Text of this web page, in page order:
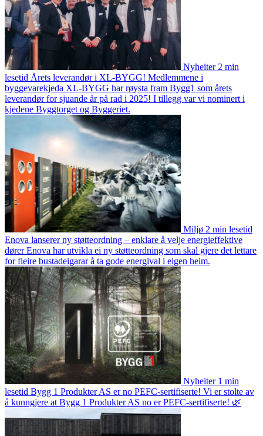
Nyheiter 2 min
lesetid Årets leverandør i XL-BYGG! Medlemmene i
byggevarekjeda XL-BYGG har røysta fram Bygg1 som årets
leverandør for sjuande år på rad i 2025! I tillegg var vi nominert i
kjedene Byggtorget og Byggeriet.
Miljø 2 min lesetid
Enova lanserer ny støtteordning – enklare å velje energieffektive
dørerEnova har utvikla ei ny støtteordning som skal gjere det lettare
for fleire bustadeigarar å ta gode energival i eigen heim.
Nyheiter 1 min
lesetid Bygg 1 Produkter AS er no PEFC-sertifiserte! Vi er stolte av
å kunngjere at Bygg 1 Produkter AS no er PEFC-sertifiserte! 🌿